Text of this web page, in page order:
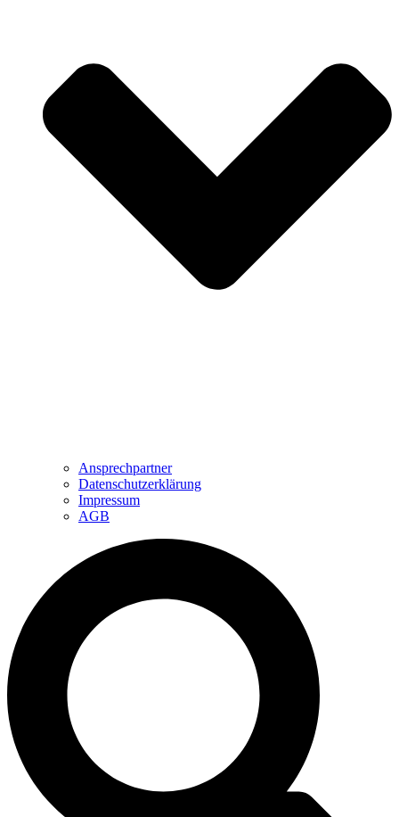
Ansprechpartner
Datenschutzerklärung
Impressum
AGB